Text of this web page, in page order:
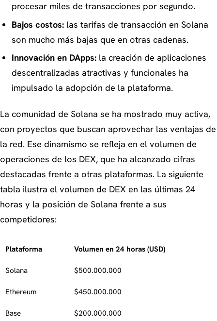
procesar miles de transacciones por segundo.
Bajos costos:las tarifas de transacción en Solana
son mucho más bajas que en otras cadenas.
Innovación en DApps:la creación de aplicaciones
descentralizadas atractivas y funcionales ha
impulsado la adopción de la plataforma.
La comunidad de Solana se ha mostrado muy activa,
con proyectos que buscan aprovechar las ventajas de
la red. Ese dinamismo se refleja en el volumen de
operaciones de los DEX, que ha alcanzado cifras
destacadas frente a otras plataformas. La siguiente
tabla ilustra el volumen de DEX en las últimas 24
horas y la posición de Solana frente a sus
competidores:
Plataforma Volumen en 24 horas (USD)
Solana $500.000.000
Ethereum $450.000.000
Base $200.000.000